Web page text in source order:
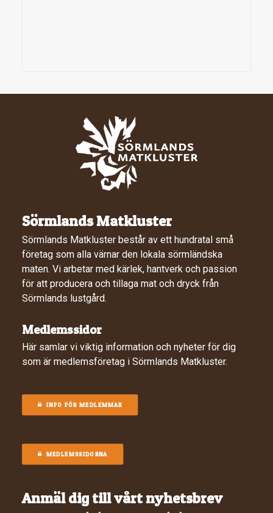
Sörmlands Matkluster
Sörmlands Matkluster består av ett hundratal små
företag som alla värnar den lokala sörmländska
maten. Vi arbetar med kärlek, hantverk och passion
för att producera och tillaga mat och dryck från
Sörmlands lustgård.
Medlemssidor
Här samlar vi viktig information och nyheter för dig
som är medlemsföretag i Sörmlands Matkluster.
INFO FÖR MEDLEMMAR
MEDLEMSSIDORNA
Anmäl dig till vårt nyhetsbrev